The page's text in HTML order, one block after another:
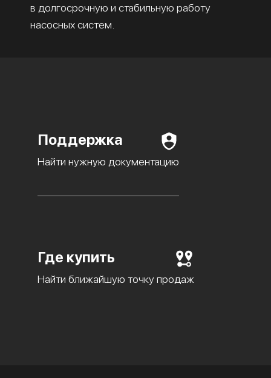
в долгосрочную и стабильную работу
насосных систем.
Поддержка
Найти нужную документацию
Где купить
Найти ближайшую точку продаж